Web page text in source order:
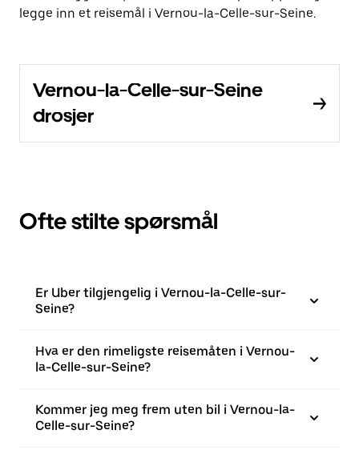
legge inn et reisemål i Vernou-la-Celle-sur-Seine.
Vernou-la-Celle-sur-Seine
drosjer
Ofte stilte spørsmål
Er Uber tilgjengelig i Vernou-la-Celle-sur-
Seine?
Hva er den rimeligste reisemåten i Vernou-
la-Celle-sur-Seine?
Kommer jeg meg frem uten bil i Vernou-la-
Celle-sur-Seine?